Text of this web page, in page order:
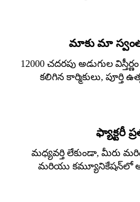
మాకు మా స్వంత
12000 చదరపు అడుగుల
కలిగిన కార్మికులు, పూర్తి
ఫ్యాక్టరీ
మధ్యవర్తి లేకుండా, మీరు
మరియు కమ్యూనికేషన్‌లో